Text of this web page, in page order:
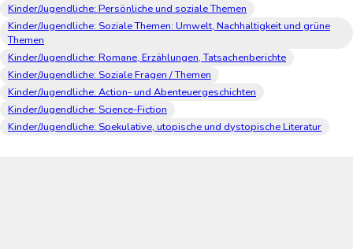
Kinder/Jugendliche: Persönliche und soziale Themen
Kinder/Jugendliche: Soziale Themen: Umwelt, Nachhaltigkeit und grüne
Themen
Kinder/Jugendliche: Romane, Erzählungen, Tatsachenberichte
Kinder/Jugendliche: Soziale Fragen / Themen
Kinder/Jugendliche: Action- und Abenteuergeschichten
Kinder/Jugendliche: Science-Fiction
Kinder/Jugendliche: Spekulative, utopische und dystopische Literatur